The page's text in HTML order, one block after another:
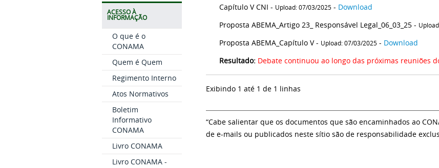
ACESSO À
INFORMAÇÃO
O que é o
CONAMA
Quem é Quem
Regimento Interno
Atos Normativos
Boletim
Informativo
CONAMA
Livro CONAMA
Livro CONAMA -
Capítulo V CNI - Upload: 07/03/2025 - Download
Proposta ABEMA_Artigo 23_ Responsável Legal_06_03_25 -
Proposta ABEMA_Capítulo V - Upload: 07/03/2025 - Download
Resultado: Debate continuou ao longo das próximas reuniões
Exibindo 1 até 1 de 1 linhas
“Cabe salientar que os documentos que são encaminhados ao
de e-mails ou publicados neste sítio são de responsabilidade